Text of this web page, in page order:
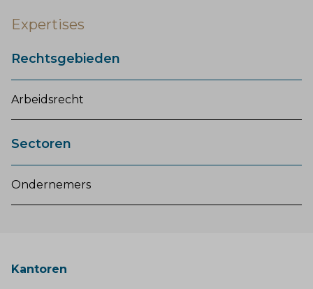
Expertises
Rechtsgebieden
Arbeidsrecht
Sectoren
Ondernemers
Kantoren